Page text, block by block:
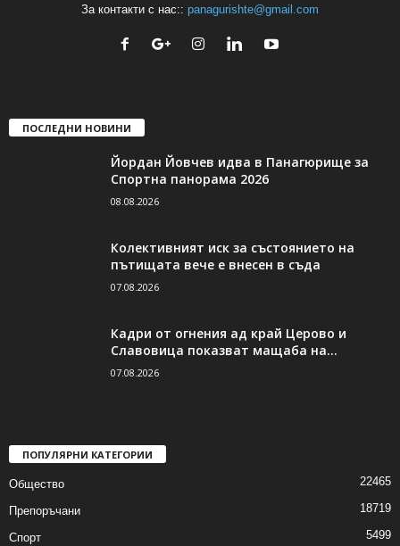
За контакти с нас:: panagurishte@gmail.com
ПОСЛЕДНИ НОВИНИ
Йордан Йовчев идва в Панагюрище за
Спортна панорама 2026
08.08.2026
Колективният иск за състоянието на
пътищата вече е внесен в съда
07.08.2026
Кадри от огнения ад край Церово и
Славовица показват мащаба на...
07.08.2026
ПОПУЛЯРНИ КАТЕГОРИИ
Общество 22465
Препоръчани 18719
Спорт 5499